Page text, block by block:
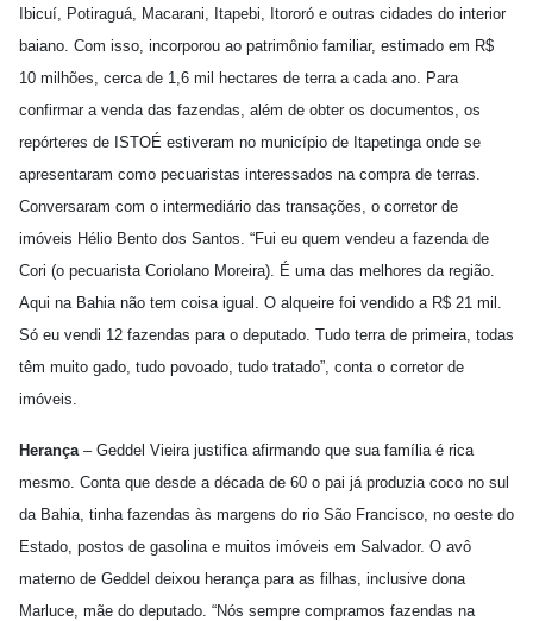
Ibicuí, Potiraguá, Macarani, Itapebi, Itororó e outras cidades do interior
baiano. Com isso, incorporou ao patrimônio familiar, estimado em R$
10 milhões, cerca de 1,6 mil hectares de terra a cada ano. Para
confirmar a venda das fazendas, além de obter os documentos, os
repórteres de ISTOÉ estiveram no município de Itapetinga onde se
apresentaram como pecuaristas interessados na compra de terras.
Conversaram com o intermediário das transações, o corretor de
imóveis Hélio Bento dos Santos. “Fui eu quem vendeu a fazenda de
Cori (o pecuarista Coriolano Moreira). É uma das melhores da região.
Aqui na Bahia não tem coisa igual. O alqueire foi vendido a R$ 21 mil.
Só eu vendi 12 fazendas para o deputado. Tudo terra de primeira, todas
têm muito gado, tudo povoado, tudo tratado”, conta o corretor de
imóveis.
Herança– Geddel Vieira justifica afirmando que sua família é rica
mesmo. Conta que desde a década de 60 o pai já produzia coco no sul
da Bahia, tinha fazendas às margens do rio São Francisco, no oeste do
Estado, postos de gasolina e muitos imóveis em Salvador. O avô
materno de Geddel deixou herança para as filhas, inclusive dona
Marluce, mãe do deputado. “Nós sempre compramos fazendas na